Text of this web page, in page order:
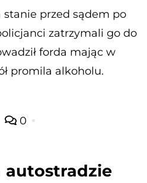
przed sądem po
zatrzymali go do
forda mając w
promila alkoholu.
0
autostradzie